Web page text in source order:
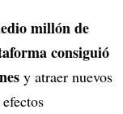
millón de
consiguió
y atraer nuevos